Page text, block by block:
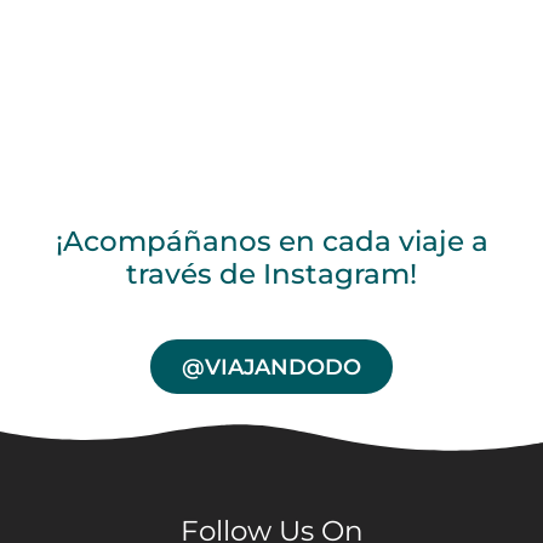
¡Acompáñanos en cada viaje a
través de Instagram!
@VIAJANDODO
Follow Us On